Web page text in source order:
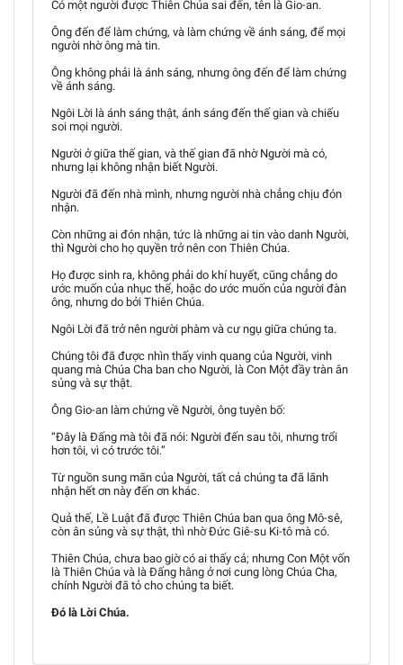
Có một người được Thiên Chúa sai đến, tên là Gio-an.
Ông đến để làm chứng, và làm chứng về ánh sáng, để mọi
người nhờ ông mà tin.
Ông không phải là ánh sáng, nhưng ông đến để làm chứng
về ánh sáng.
Ngôi Lời là ánh sáng thật, ánh sáng đến thế gian và chiếu
soi mọi người.
Người ở giữa thế gian, và thế gian đã nhờ Người mà có,
nhưng lại không nhận biết Người.
Người đã đến nhà mình, nhưng người nhà chẳng chịu đón
nhận.
Còn những ai đón nhận, tức là những ai tin vào danh Người,
thì Người cho họ quyền trở nên con Thiên Chúa.
Họ được sinh ra, không phải do khí huyết, cũng chẳng do
ước muốn của nhục thể, hoặc do ước muốn của người đàn
ông, nhưng do bởi Thiên Chúa.
Ngôi Lời đã trở nên người phàm và cư ngụ giữa chúng ta.
Chúng tôi đã được nhìn thấy vinh quang của Người, vinh
quang mà Chúa Cha ban cho Người, là Con Một đầy tràn ân
sủng và sự thật.
Ông Gio-an làm chứng về Người, ông tuyên bố:
“Đây là Đấng mà tôi đã nói: Người đến sau tôi, nhưng trổi
hơn tôi, vì có trước tôi.”
Từ nguồn sung mãn của Người, tất cả chúng ta đã lãnh
nhận hết ơn này đến ơn khác.
Quả thế, Lề Luật đã được Thiên Chúa ban qua ông Mô-sê,
còn ân sủng và sự thật, thì nhờ Đức Giê-su Ki-tô mà có.
Thiên Chúa, chưa bao giờ có ai thấy cả; nhưng Con Một vốn
là Thiên Chúa và là Đấng hằng ở nơi cung lòng Chúa Cha,
chính Người đã tỏ cho chúng ta biết.
Đó là Lời Chúa.